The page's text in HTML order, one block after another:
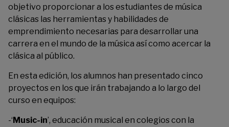
objetivo proporcionar a los estudiantes de música
clásicas las herramientas y habilidades de
emprendimiento necesarias para desarrollar una
carrera en el mundo de la música así como acercar la
clásica al público.
En esta edición, los alumnos han presentado cinco
proyectos en los que irán trabajando a lo largo del
curso en equipos:
-‘Music-in’, educación musical en colegios con la